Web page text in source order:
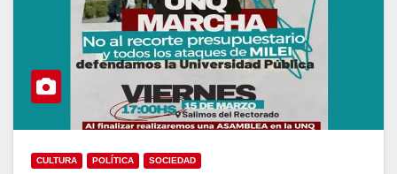
CULTURA POLÍTICA SOCIEDAD